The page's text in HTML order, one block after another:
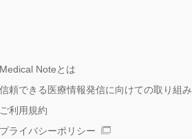
Medical Noteとは
信頼できる医療情報発信に向けての取り組み
ご利用規約
プライバシーポリシー